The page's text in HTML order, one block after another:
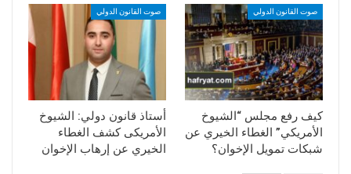
صوت القانون الدولي
كيف رفع مجلس “الشيوخ
الأمريكي” الغطاء الخيري عن
شبكات تمويل الإخوان؟
صوت القانون الدولي
أستاذ قانون دولي: الشيوخ
الأمريكى كشف الغطاء
الخيري عن إرهاب الإخوان